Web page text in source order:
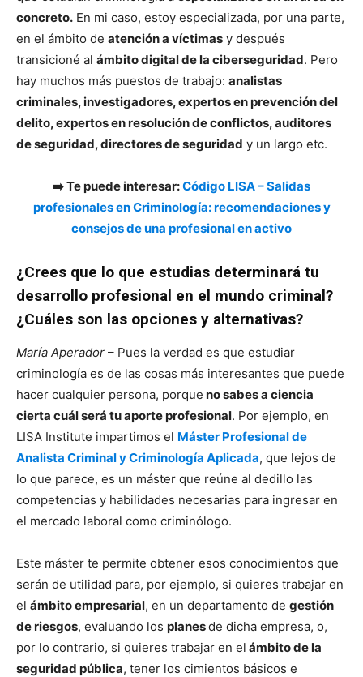
concreto. En mi caso, estoy especializada, por una parte,
en el ámbito de atención a víctimas y después
transicioné al ámbito digital de la ciberseguridad. Pero
hay muchos más puestos de trabajo: analistas
criminales, investigadores, expertos en prevención del
delito, expertos en resolución de conflictos, auditores
de seguridad, directores de seguridad y un largo etc.
➡️ Te puede interesar:Código LISA – Salidas
profesionales en Criminología: recomendaciones y
consejos de una profesional en activo
¿Crees que lo que estudias determinará tu
desarrollo profesional en el mundo criminal?
¿Cuáles son las opciones y alternativas?
María Aperador – Pues la verdad es que estudiar
criminología es de las cosas más interesantes que puede
hacer cualquier persona, porque no sabes a ciencia
cierta cuál será tu aporte profesional. Por ejemplo, en
LISA Institute impartimos el Máster Profesional de
Analista Criminal y Criminología Aplicada, que lejos de
lo que parece, es un máster que reúne al dedillo las
competencias y habilidades necesarias para ingresar en
el mercado laboral como criminólogo.
Este máster te permite obtener esos conocimientos que
serán de utilidad para, por ejemplo, si quieres trabajar en
el ámbito empresarial, en un departamento de gestión
de riesgos, evaluando los planesde dicha empresa, o,
por lo contrario, si quieres trabajar en el ámbito de la
seguridad pública, tener los cimientos básicos e